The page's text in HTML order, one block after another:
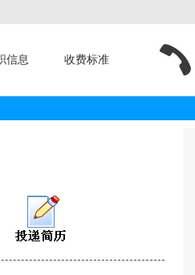
信息 收费标准